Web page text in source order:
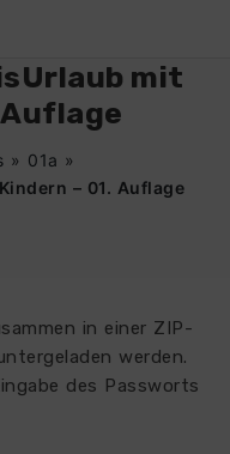
mit
Auflage
» 01a »
– 01. Auflage
in einer ZIP-
werden.
des Passworts